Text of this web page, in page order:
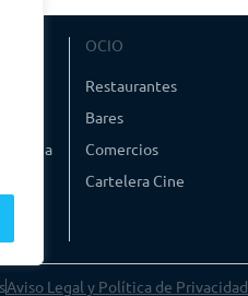
OCIO
Restaurantes
Bares
Comercios
Cartelera Cine
Aviso Legal y Política de Privacidad